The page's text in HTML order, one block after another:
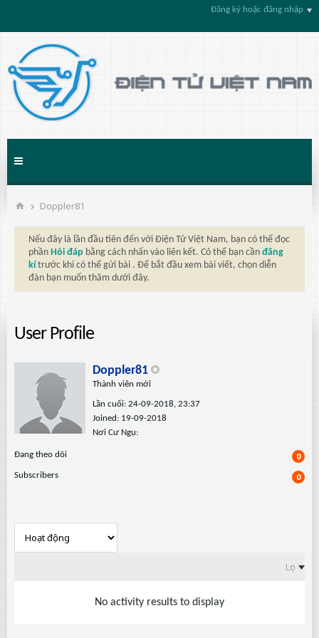
Đăng ký hoặc đăng nhập
Doppler81
Nếu đây là lần đầu tiên đến với Điện Tử Việt Nam, bạn có thể đọc
phần Hỏi đáp bằng cách nhấn vào liên kết. Có thể bạn cần đăng
kí trước khi có thể gửi bài . Để bắt đầu xem bài viết, chọn diễn
đàn bạn muốn thăm dưới đây.
User Profile
Doppler81
Thành viên mới
Lần cuối: 24-09-2018, 23:37
Joined: 19-09-2018
Nơi Cư Ngụ:
Ðang theo dõi 0
Subscribers 0
Lọc
No activity results to display